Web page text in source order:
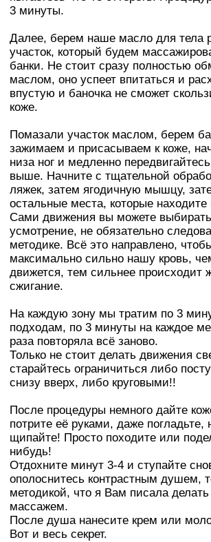
3 минуты.
Далее, берем наше масло для тела
участок, который будем
банки. Не стоит сразу полностью
маслом, оно успеет впитаться и
впустую и баночка не сможет
коже.
Помазали участок маслом, берем
зажимаем и присасываем к коже,
низа ног и медленно
выше. Начните с тщательной
ляжек, затем ягодичную мышцу,
остальные места, которые
Сами движения вы можете
усмотрение, не обязательно
методике. Всё это направлено,
максимально сильно нашу кровь,
движется, тем сильнее происходит
сжигание.
На каждую зону мы тратим по 3
подходам, по 3 минуты на каждое
раза повторяла всё заново.
Только не стоит делать движения
старайтесь ограничиться либо
снизу вверх, либо круговыми!!
После процедуры немного дайте
потрите её руками, даже погладьте,
щипайте! Просто походите или
нибудь!
Отдохните минут 3-4 и ступайте
ополоснитесь контрастным душем,
методикой, что я Вам писала
массажем.
После душа нанесите крем или
Вот и весь секрет.